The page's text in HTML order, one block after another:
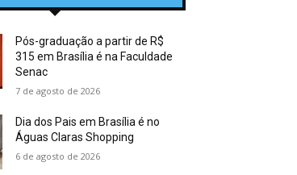
Pós-graduação a partir de R$
315 em Brasília é na Faculdade
Senac
7 de agosto de 2026
Dia dos Pais em Brasília é no
Águas Claras Shopping
6 de agosto de 2026